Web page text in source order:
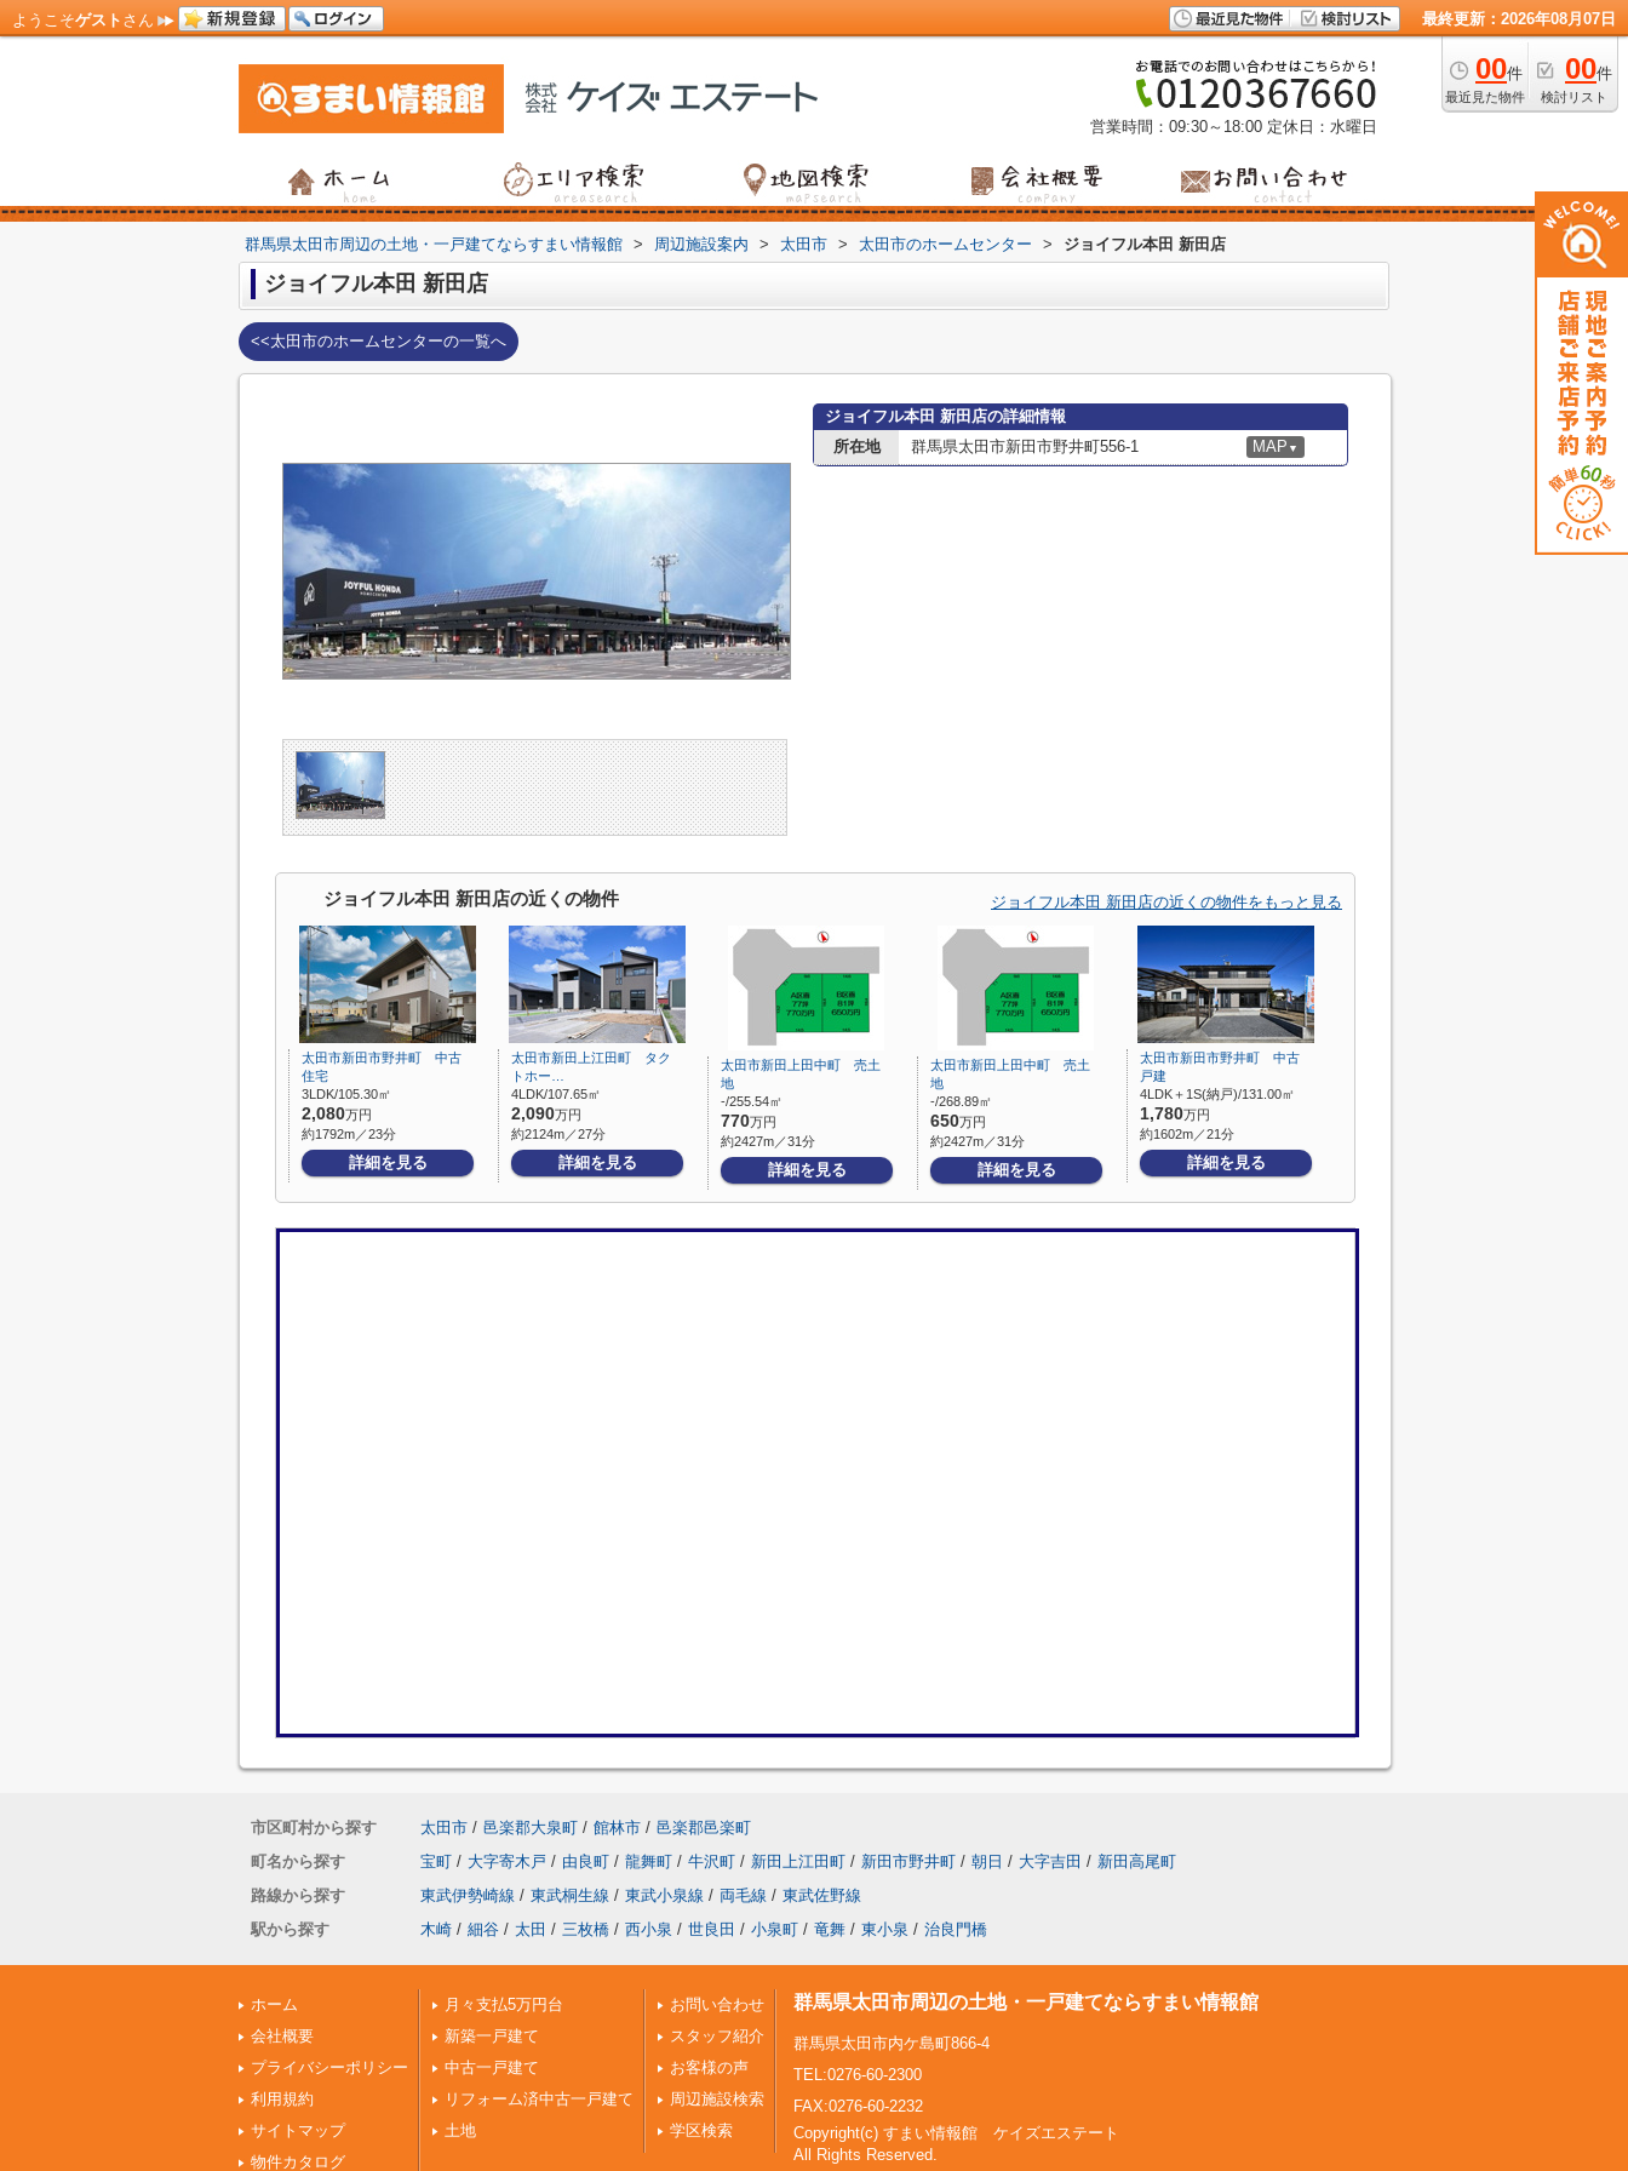
ようこそゲスト さん 最終更新：2026年08月07日
00件
最近見た物件
00件
検討リスト
営業時間：09:30～18:00 定休日：水曜日
群馬県太田市周辺の土地・一戸建てならすまい情報館 > 周辺施設案内 > 太田市 > 太田市のホームセンター > ジョイフル本田 新田店
ジョイフル本田 新田店
<<太田市のホームセンターの一覧へ
ジョイフル本田 新田店の詳細情報
所在地
群馬県太田市新田市野井町556-1 MAP ▼
ジョイフル本田 新田店の近くの物件 ジョイフル本田 新田店の近くの物件をもっと見る
太田市新田市野井町 中古
住宅
3LDK/105.30㎡
2,080万円
約1792m／23分
詳細を見る
太田市新田上江田町 タク
トホー…
4LDK/107.65㎡
2,090万円
約2124m／27分
詳細を見る
太田市新田上田中町 売土
地
-/255.54㎡
770万円
約2427m／31分
詳細を見る
太田市新田上田中町 売土
地
-/268.89㎡
650万円
約2427m／31分
詳細を見る
太田市新田市野井町 中古
戸建
4LDK＋1S(納戸)/131.00㎡
1,780万円
約1602m／21分
詳細を見る
市区町村から探す 太田市 / 邑楽郡大泉町 / 館林市 / 邑楽郡邑楽町
町名から探す
宝町 / 大字寄木戸 / 由良町 / 龍舞町 / 牛沢町 / 新田上江田町 / 新田市野井町 / 朝日 / 大字吉田 / 新田高尾町
路線から探す
東武伊勢崎線 / 東武桐生線 / 東武小泉線 / 両毛線 / 東武佐野線
駅から探す
木崎 / 細谷 / 太田 / 三枚橋 / 西小泉 / 世良田 / 小泉町 / 竜舞 / 東小泉 / 治良門橋
ホーム
会社概要
プライバシーポリシー
利用規約
サイトマップ
物件カタログ
月々支払5万円台
新築一戸建て
中古一戸建て
リフォーム済中古一戸建て
土地
お問い合わせ
スタッフ紹介
お客様の声
周辺施設検索
学区検索
群馬県太田市周辺の土地・一戸建てならすまい情報館
群馬県太田市内ケ島町866-4
TEL:0276-60-2300
FAX:0276-60-2232
Copyright(c) すまい情報館 ケイズエステート
All Rights Reserved.